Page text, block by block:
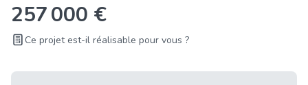
257 000 €
Ce projet est-il réalisable pour vous ?